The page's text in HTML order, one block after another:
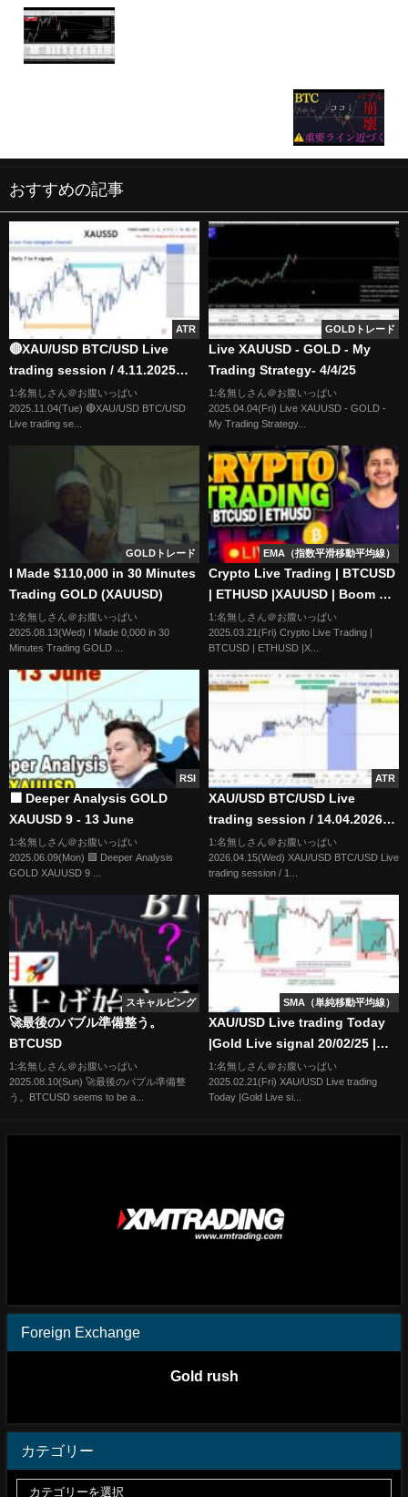
おすすめの記事
ATR
🔴XAU/USD BTC/USD Live
trading session / 4.11.2025
#xauusd #btcusd #gold #forex
#nfp #cpi #stocks
1:名無しさん＠お腹いっぱい
2025.11.04(Tue) 🔴XAU/USD BTC/USD
Live trading se...
GOLDトレード
Live XAUUSD - GOLD - My
Trading Strategy- 4/4/25
1:名無しさん＠お腹いっぱい
2025.04.04(Fri) Live XAUUSD - GOLD -
My Trading Strategy...
GOLDトレード
I Made $110,000 in 30 Minutes
Trading GOLD (XAUUSD)
1:名無しさん＠お腹いっぱい
2025.08.13(Wed) I Made 0,000 in 30
Minutes Trading GOLD ...
EMA（指数平滑移動平均線）
Crypto Live Trading | BTCUSD
| ETHUSD |XAUUSD | Boom Fx
| Aryan pal #cryptolive
1:名無しさん＠お腹いっぱい
2025.03.21(Fri) Crypto Live Trading |
BTCUSD | ETHUSD |X...
RSI
🟩 Deeper Analysis GOLD
XAUUSD 9 - 13 June
1:名無しさん＠お腹いっぱい
2025.06.09(Mon) 🟩 Deeper Analysis
GOLD XAUUSD 9 ...
ATR
XAU/USD BTC/USD Live
trading session / 14.04.2026
#xauusd #btcusd #gold #forex
#nfp #cpi #stocks
1:名無しさん＠お腹いっぱい
2026.04.15(Wed) XAU/USD BTC/USD Live
trading session / 1...
スキャルピング
🚀最後のバブル準備整う。
BTCUSD
1:名無しさん＠お腹いっぱい
2025.08.10(Sun) 🚀最後のバブル準備整
う。BTCUSD seems to be a...
SMA（単純移動平均線）
XAU/USD Live trading Today
|Gold Live signal 20/02/25 |
Forex & Gold Signals|Live
Forex Trading
1:名無しさん＠お腹いっぱい
2025.02.21(Fri) XAU/USD Live trading
Today |Gold Live si...
Foreign Exchange
Gold rush
カテゴリー